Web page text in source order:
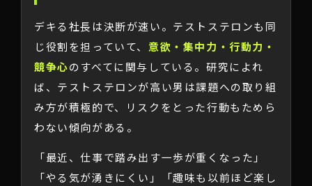
デキる社長は決断が速い。テストステロンも同
じ役割を担っていて、 意欲・集中力・行動力・
競争心のすべてに関与している。研究によれ
ば、テストステロンが高い男は課題への取り組
み方が積極的で、リスクをとった行動もためら
わない傾向がある。
「最近、仕事で踏み出す一歩が重くなった」
「やる気が湧きにくい」「趣味も以前ほど楽し